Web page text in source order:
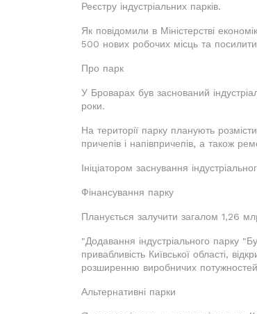
Реєстру індустріальних парків.
Як повідомили в Міністерстві
500 нових робочих місць та
Про парк
У Броварах був заснований
роки.
На території парку планують
причепів і напівпричепів, а також
Ініціатором заснування
Фінансування парку
Планується залучити загалом 1,26
"Додавання індустріального парку
привабливість Київської області,
розширенню виробничих потужностей
Альтернативні парки